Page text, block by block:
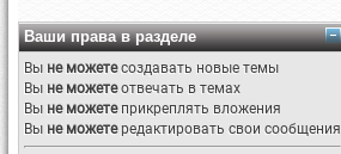
Ваши права в разделе
Вы не можетесоздавать новые темы
Вы не можетеотвечать в темах
Вы не можетеприкреплять вложения
Вы не можетередактировать свои сообщения